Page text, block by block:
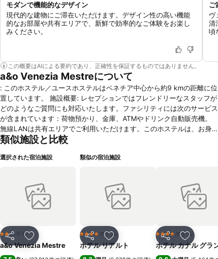
モダンで機能的なデザイン
現代的な建物にご滞在いただけます。デザイン性の高い機能
的なお部屋や共有エリアで、新鮮で効率的なご体験をお楽し
みください。
ご
ヴ
清
頃
この概要はAIによる要約であり、正確性を保証するものではありません。
a&o Venezia Mestreについて
: このホステル／ユースホステルはベネチア中心から約9 kmの距離に位
置しています。 施設概要: レセプションではフレンドリーなスタッフが
どのようなご質問にも対応いたします。ファシリティには次のサービス
が含まれています：荷物預かり、金庫、ATMやドリンク自動販売機。
無線LANは共有エリアでご利用いただけます。このホステルは、お身
体の不自由なお客さまにご利用いただける各種設備をご提供していま
美しい庭園とキッズパークがあります。ほかにも、この施設はTVルー
ーニングサービスをご提供しています。お客さまのために、自転車置き
場やレンタサイクルをご用意しています。お客様には日刊新聞を無料で
ご提供しています。 客室: お部屋にはエアコンやセントラルヒーティン
ストラベッドのリクエストを承ります。また、金庫やライティング・デ
スクをご用意しています。さらに、電話、衛星/ケーブルチャンネル付
きテレビやWiFiもあります。シャワーやバスタブ付きバスルームには、
類似施設と比較
選択された宿泊施設
シェア お気に入りに追加
2 ホテルのランク
ホテル
a&o Venezia Mestre
類似の宿泊施設
シェア お気に入りに追加
4 ホテルのランク
ホテル
ホテル リアルト
シェア お気に入
4 ホテルのランク
ホテル
ホテル カナル グラ